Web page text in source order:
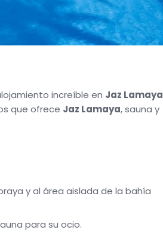
increíble en Jaz Lamaya
que ofrece Jaz Lamaya, sauna y
y al área aislada de la bahía
para su ocio.